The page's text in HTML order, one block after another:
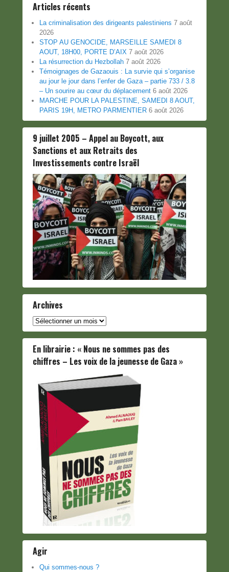
Articles récents
La criminalisation des dirigeants palestiniens 7 août
2026
STOP AU GENOCIDE, MARSEILLE SAMEDI 8
AOUT, 18H00, PORTE D’AIX 7 août 2026
La résurrection du Hezbollah 7 août 2026
Témoignages de Gazaouis : La survie qui s’organise
au jour le jour dans l’enfer de Gaza – partie 733 / 3.8
– Un sourire au cœur du déplacement 6 août 2026
MARCHE POUR LA PALESTINE, SAMEDI 8 AOUT,
PARIS 19H, METRO PARMENTIER 6 août 2026
9 juillet 2005 – Appel au Boycott, aux
Sanctions et aux Retraits des
Investissements contre Israël
Archives
Archives
En librairie : « Nous ne sommes pas des
chiffres – Les voix de la jeunesse de Gaza »
Agir
Qui sommes-nous ?